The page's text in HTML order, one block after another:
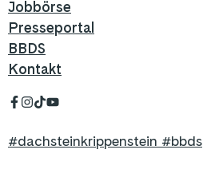
Jobbörse
Presseportal
BBDS
Kontakt
#dachsteinkrippenstein #bbds